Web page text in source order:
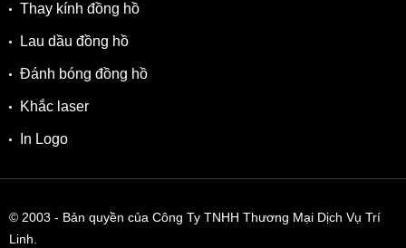
Thay kính đồng hồ
Lau dầu đồng hồ
Đánh bóng đồng hồ
Khắc laser
In Logo
© 2003 - Bản quyền của Công Ty TNHH Thương Mại Dịch Vụ Trí
Linh.